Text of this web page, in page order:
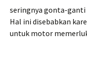
seringnya gonta-
Hal ini disebabkan
untuk motor